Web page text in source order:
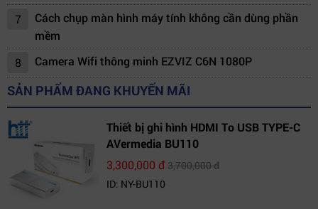
7
Cách chụp màn hình máy tính không cần dùng phần
mềm
8
Camera Wifi thông minh EZVIZ C6N 1080P
SẢN PHẨM ĐANG KHUYẾN MÃI
Thiết bị ghi hình HDMI To USB TYPE-C
AVermedia BU110
3,300,000 đ3,700,000 đ
ID: NY-BU110